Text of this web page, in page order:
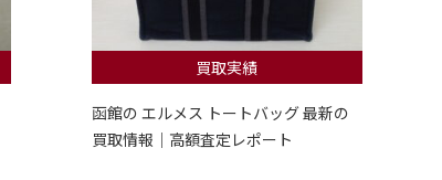
買取実績
函館の エルメス トートバッグ 最新の
買取情報｜高額査定レポート